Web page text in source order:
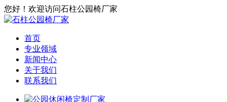
您好！欢迎访问石柱公园椅厂家
首页
专业领域
新闻中心
关于我们
联系我们